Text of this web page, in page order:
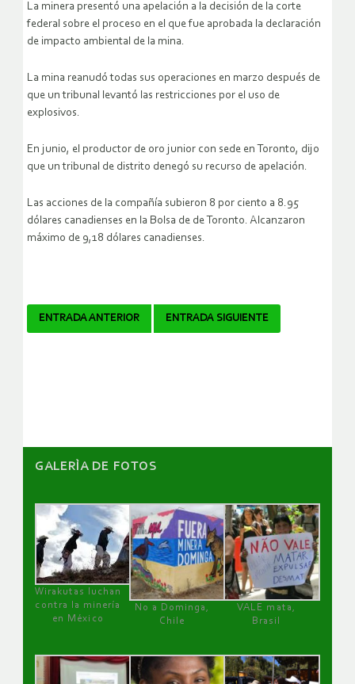
La minera presentó una apelación a la decisión de la corte
federal sobre el proceso en el que fue aprobada la declaración
de impacto ambiental de la mina.
La mina reanudó todas sus operaciones en marzo después de
que un tribunal levantó las restricciones por el uso de
explosivos.
En junio, el productor de oro junior con sede en Toronto, dijo
que un tribunal de distrito denegó su recurso de apelación.
Las acciones de la compañía subieron 8 por ciento a 8.95
dólares canadienses en la Bolsa de de Toronto. Alcanzaron
máximo de 9,18 dólares canadienses.
Navegador
ENTRADA ANTERIOR ENTRADA SIGUIENTE
GALERÌA DE FOTOS
Wirakutas luchan
contra la minería
en México
No a Dominga,
Chile
VALE mata,
Brasil